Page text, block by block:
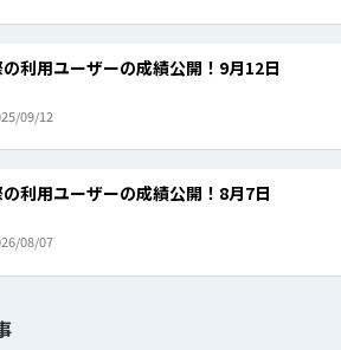
利用ユーザーの成績公開！9月12日
09/12
利用ユーザーの成績公開！8月7日
08/07